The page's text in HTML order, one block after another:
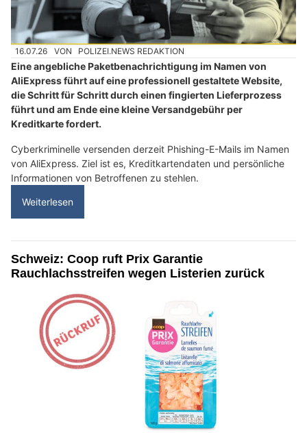
16.07.26 VON POLIZEI.NEWS REDAKTION
Eine angebliche Paketbenachrichtigung im Namen von
AliExpress führt auf eine professionell gestaltete Website,
die Schritt für Schritt durch einen fingierten Lieferprozess
führt und am Ende eine kleine Versandgebühr per
Kreditkarte fordert.
Cyberkriminelle versenden derzeit Phishing-E-Mails im Namen
von AliExpress. Ziel ist es, Kreditkartendaten und persönliche
Informationen von Betroffenen zu stehlen.
Weiterlesen
Schweiz: Coop ruft Prix Garantie
Rauchlachsstreifen wegen Listerien zurück